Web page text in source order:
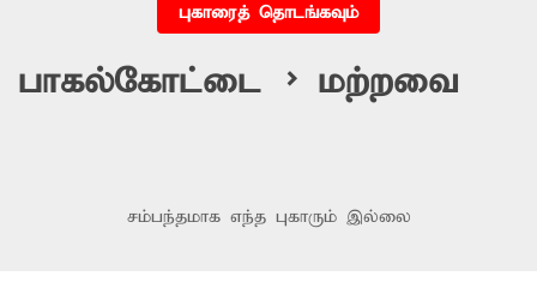
புகாரைத் தொடங்கவும்
பாகல்கோட்டை > மற்றவை
சம்பந்தமாக எந்த புகாரும் இல்லை